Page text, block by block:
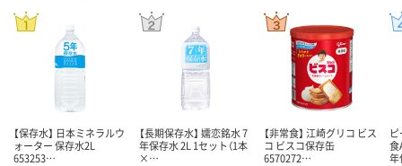
【保存水】 日本ミネラルウ
ォーター 保存水2L
653253…
【長期保存水】 嬬恋銘水 7
年保存水 2L 1セット（1本
×…
【非常食】 江崎グリコ ビス
コ ビスコ保存缶
6570272…
食